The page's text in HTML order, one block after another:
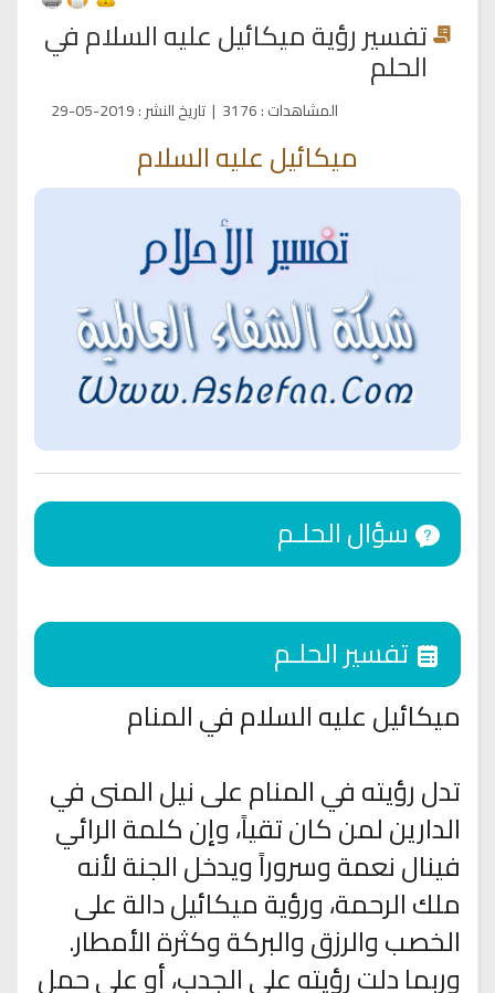
تفسير رؤية ميكائيل عليه السلام في
الحلم
المشاهدات:
3176
| تاريخ النشر:
2019-05-29
ميكائيل عليه السلام
ميكائيل عليه السلام في المنام
تدل رؤيته في المنام على نيل المنى في
الدارين لمن كان تقياً، وإن كلمة الرائي
فينال نعمة وسروراً ويدخل الجنة لأنه
ملك الرحمة، ورؤية ميكائيل دالة على
الخصب والرزق والبركة وكثرة الأمطار.
وربما دلت رؤيته على الجدب، أو على حمل